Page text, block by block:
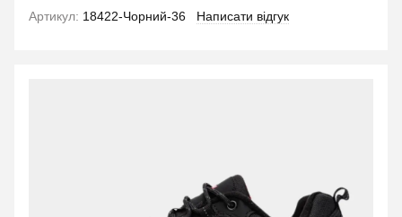
Артикул: 18422-Чорний-36 Написати відгук